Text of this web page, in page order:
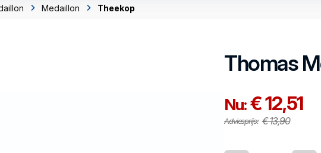
Medaillon Theekop
Thomas
Nu:€ 12,51
Adviesprijs: € 13,90